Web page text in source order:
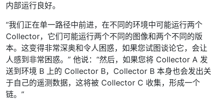
内部运行良好。
“我们正在单一路径中前进，在不同的环境中可能运行两个
Collector，它们可能运行两个不同的图像和两个不同的版
本。这变得非常深奥和令人困惑，如果您试图谈论它，会让
人感到非常困惑。” 他说：“然后，如果您将 Collector A 发
送到环境 B 上的 Collector B，Collector B 本身也会发出关
于自己的遥测数据，这将被 Collector C 收集，形成一个
链。”